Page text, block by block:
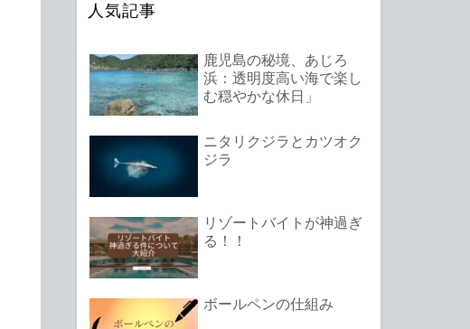
人気記事
鹿児島の秘境、あじろ
浜：透明度高い海で楽し
む穏やかな休日」
ニタリクジラとカツオク
ジラ
リゾートバイトが神過ぎ
る！！
ボールペンの仕組み